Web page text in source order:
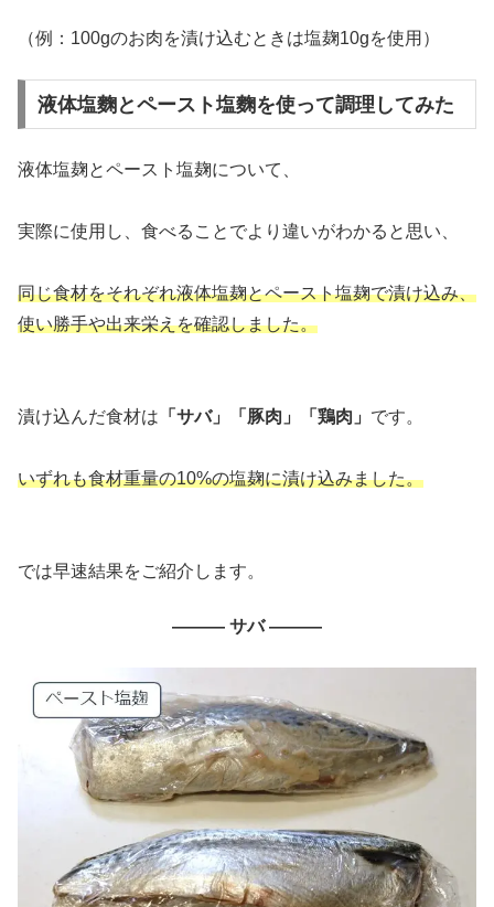
（例：100gのお肉を漬け込むときは塩麹10gを使用）
液体塩麴とペースト塩麴を使って調理してみた
液体塩麹とペースト塩麹について、
実際に使用し、食べることでより違いがわかると思い、
同じ食材をそれぞれ液体塩麹とペースト塩麹で漬け込み、
使い勝手や出来栄えを確認しました。
漬け込んだ食材は 「サバ」「豚肉」「鶏肉」 です。
いずれも食材重量の10%の塩麹に漬け込みました。
では早速結果をご紹介します。
——— サバ ———